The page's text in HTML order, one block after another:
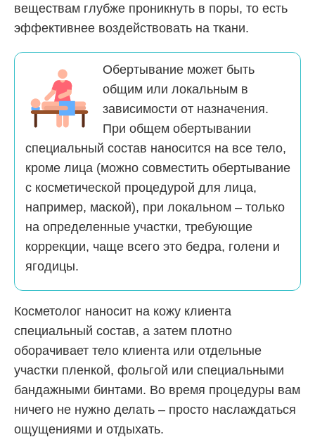
веществам глубже проникнуть в поры, то есть
эффективнее воздействовать на ткани.
Обертывание может быть
общим или локальным в
зависимости от назначения.
При общем обертывании
специальный состав наносится на все тело,
кроме лица (можно совместить обертывание
с косметической процедурой для лица,
например, маской), при локальном – только
на определенные участки, требующие
коррекции, чаще всего это бедра, голени и
ягодицы.
Косметолог наносит на кожу клиента
специальный состав, а затем плотно
оборачивает тело клиента или отдельные
участки пленкой, фольгой или специальными
бандажными бинтами. Во время процедуры вам
ничего не нужно делать – просто наслаждаться
ощущениями и отдыхать.